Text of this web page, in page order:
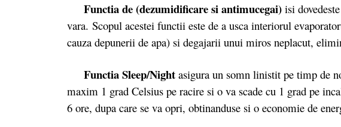
Functia de (dezumidificare si antimucegai) isi
vara. Scopul acestei functii este de a usca interiorul
cauza depunerii de apa) si degajarii unui miros neplacut,
Functia Sleep/Night asigura un somn linistit pe timp de
maxim 1 grad Celsius pe racire si o va scade cu 1 grad pe
6 ore, dupa care se va opri, obtinanduse si o economie de